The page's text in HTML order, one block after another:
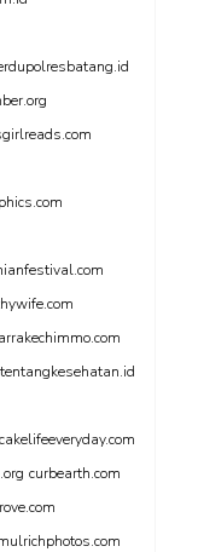
cakelifeeveryday.com
curbearth.com